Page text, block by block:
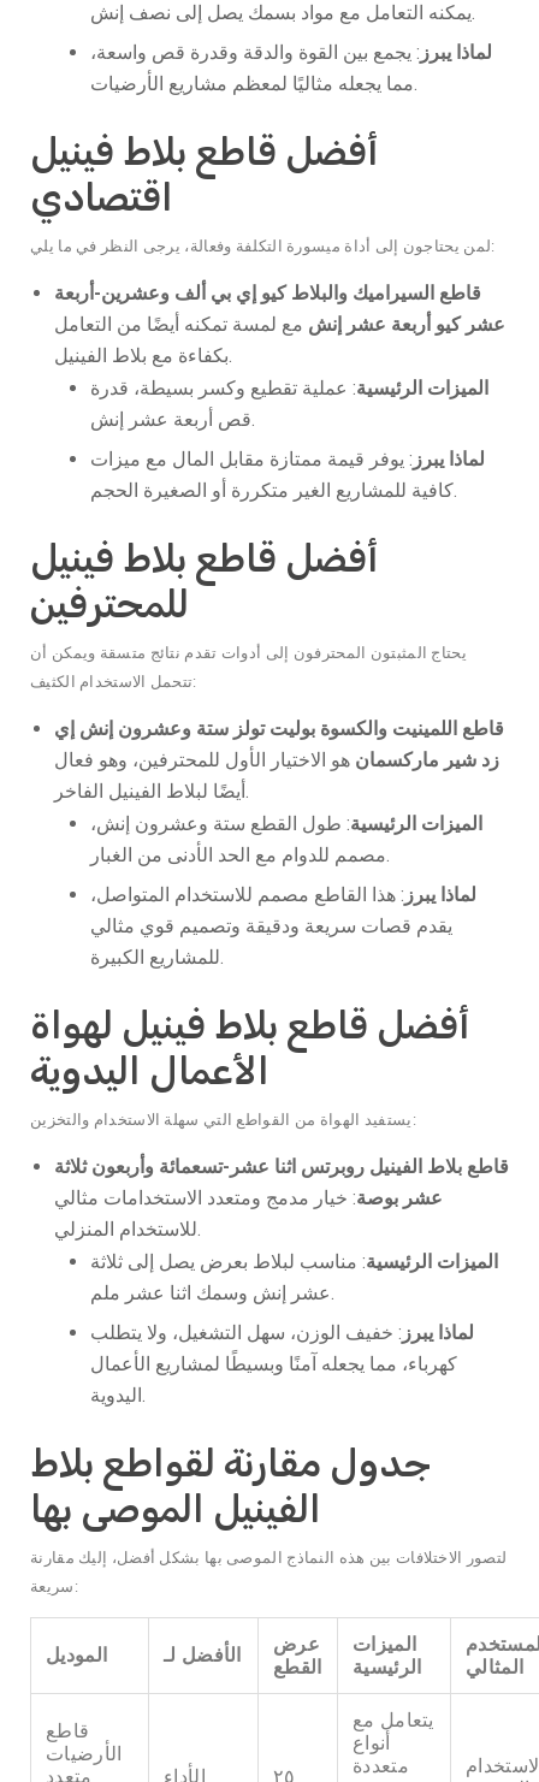
يمكنه التعامل مع مواد بسمك يصل إلى نصف إنش.
لماذا يبرز : يجمع بين القوة والدقة وقدرة قص واسعة،
مما يجعله مثاليًا لمعظم مشاريع الأرضيات.
أفضل قاطع بلاط فينيل
اقتصادي
لمن يحتاجون إلى أداة ميسورة التكلفة وفعالة، يرجى النظر في ما يلي:
قاطع السيراميك والبلاط كيو إي بي ألف وعشرين-أربعة
عشر كيو أربعة عشر إنش مع لمسة تمكنه أيضًا من التعامل
بكفاءة مع بلاط الفينيل.
الميزات الرئيسية: عملية تقطيع وكسر بسيطة، قدرة
قص أربعة عشر إنش.
لماذا يبرز : يوفر قيمة ممتازة مقابل المال مع ميزات
كافية للمشاريع الغير متكررة أو الصغيرة الحجم.
أفضل قاطع بلاط فينيل
للمحترفين
يحتاج المثبتون المحترفون إلى أدوات تقدم نتائج متسقة ويمكن أن
تتحمل الاستخدام الكثيف:
قاطع اللمينيت والكسوة بوليت تولز ستة وعشرون إنش إي
زد شير ماركسمان هو الاختيار الأول للمحترفين، وهو فعال
أيضًا لبلاط الفينيل الفاخر.
الميزات الرئيسية: طول القطع ستة وعشرون إنش،
مصمم للدوام مع الحد الأدنى من الغبار.
لماذا يبرز : هذا القاطع مصمم للاستخدام المتواصل،
يقدم قصات سريعة ودقيقة وتصميم قوي مثالي
للمشاريع الكبيرة.
أفضل قاطع بلاط فينيل لهواة
الأعمال اليدوية
يستفيد الهواة من القواطع التي سهلة الاستخدام والتخزين:
قاطع بلاط الفينيل روبرتس اثنا عشر-تسعمائة وأربعون ثلاثة
عشر بوصة: خيار مدمج ومتعدد الاستخدامات مثالي
للاستخدام المنزلي.
الميزات الرئيسية: مناسب لبلاط بعرض يصل إلى ثلاثة
عشر إنش وسمك اثنا عشر ملم.
لماذا يبرز : خفيف الوزن، سهل التشغيل، ولا يتطلب
كهرباء، مما يجعله آمنًا وبسيطًا لمشاريع الأعمال
اليدوية.
جدول مقارنة لقواطع بلاط
الفينيل الموصى بها
لتصور الاختلافات بين هذه النماذج الموصى بها بشكل أفضل، إليك مقارنة
سريعة:
الموديل الأفضل لـ
عرض
القطع
الميزات
الرئيسية
المثالي
قاطع
الأرضيات
متعدد
الأداء ٢٥
يتعامل مع
أنواع
متعددة